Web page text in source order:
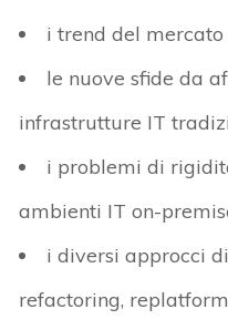
i trend del
le nuove sfide da
infrastrutture IT
i problemi di
ambienti IT on-
i diversi approcci
refactoring,